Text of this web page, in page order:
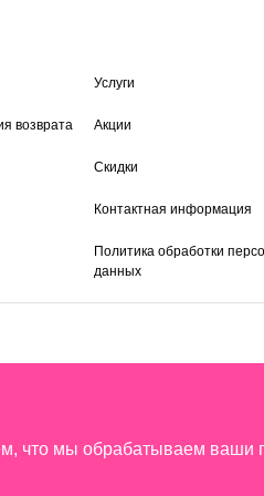
возврата
Услуги
Акции
Скидки
Контактная информация
Политика обработки
данных
что мы обрабатываем